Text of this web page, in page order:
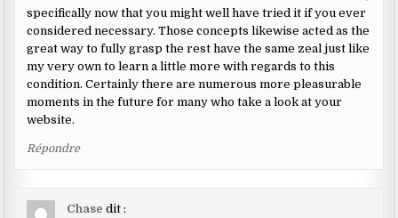
specifically now that you might well have tried it if you ever
considered necessary. Those concepts likewise acted as the
great way to fully grasp the rest have the same zeal just like
my very own to learn a little more with regards to this
condition. Certainly there are numerous more pleasurable
moments in the future for many who take a look at your
website.
Répondre
Chase dit :